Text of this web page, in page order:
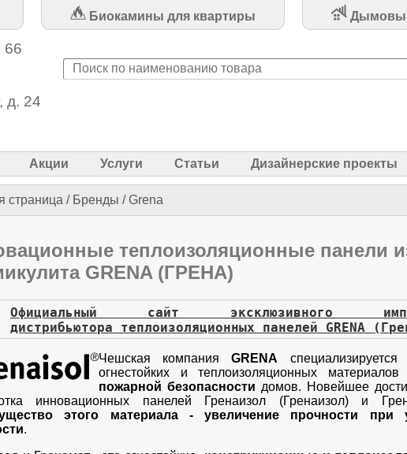
Биокамины для квартиры
66
д. 24
Акции Услуги Статьи Дизайнерские проекты
страница / Бренды /Grena
теплоизоляционные панели
GRENA (ГРЕНА)
Официальный сайт эксклюзивного
дистрибьютора теплоизоляционных панелей GRENA
Чешская компанияGRENA
огнестойких и теплоизоляционных
пожарной безопасности домов. Новейшее
инновационных панелей Гренаизол (Гренаизол) и
этого материала - увеличение прочности при
.